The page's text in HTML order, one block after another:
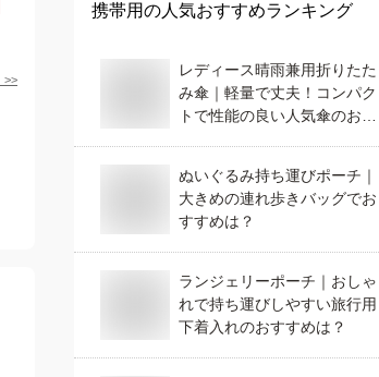
>>
携帯用の人気おすすめランキング
レディース晴雨兼用折りたた
み傘｜軽量で丈夫！コンパク
トで性能の良い人気傘のおす
ぬいぐるみ持ち運びポーチ｜
大きめの連れ歩きバッグでお
すすめは？
ランジェリーポーチ｜おしゃ
れで持ち運びしやすい旅行用
下着入れのおすすめは？